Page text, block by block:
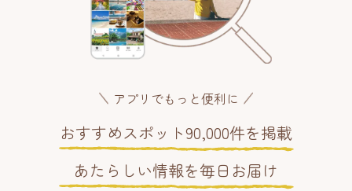
アプリでもっと便利に
おすすめスポット90,000件を掲載
あたらしい情報を毎日お届け